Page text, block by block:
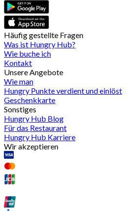
Häufig gestellte Fragen
Was ist Hungry Hub?
Wie buche ich
Kontakt
Unsere Angebote
Wie man
Hungry Punkte verdient und einlöst
Geschenkkarte
Sonstiges
Hungry Hub Blog
Für das Restaurant
Hungry Hub Karriere
Wir akzeptieren